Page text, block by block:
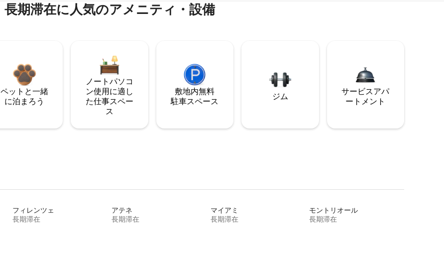
長期滞在に人気のアメニティ・設備
ペットと一緒
に泊まろう
ノートパソコ
ン使用に適し
た仕事スペー
ス
敷地内無料
駐⁠車ス⁠ペ⁠ー⁠ス
ジム
サービスアパ
ートメント
フィレンツェ
長期滞在
アテネ
長期滞在
マイアミ
長期滞在
モントリオール
長期滞在